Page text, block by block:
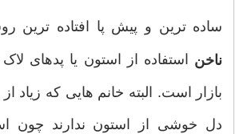
ساده ترین و پیش پا افتاده ترین
ناخن استفاده از استون یا پدهای
بازار است. البته خانم هایی که زیاد
دل خوشی از استون ندارند چون